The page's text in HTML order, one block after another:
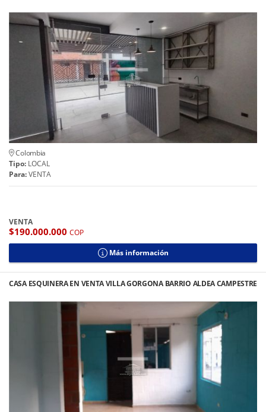
Colombia
Tipo: LOCAL
Para:VENTA
VENTA
$190.000.000 COP
Más información
CASA ESQUINERA EN VENTA VILLA GORGONA BARRIO ALDEA CAMPESTRE